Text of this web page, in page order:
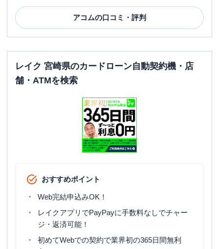
アコムの口コミ・評判
レイク 宮崎県のカードローン自動契約機・店
舗・ATMを検索
おすすめポイント
Web完結申込みOK！
レイクアプリでPayPayに手数料なしでチャー
ジ・返済可能！
初めてWebでの契約で業界初の365日間無利